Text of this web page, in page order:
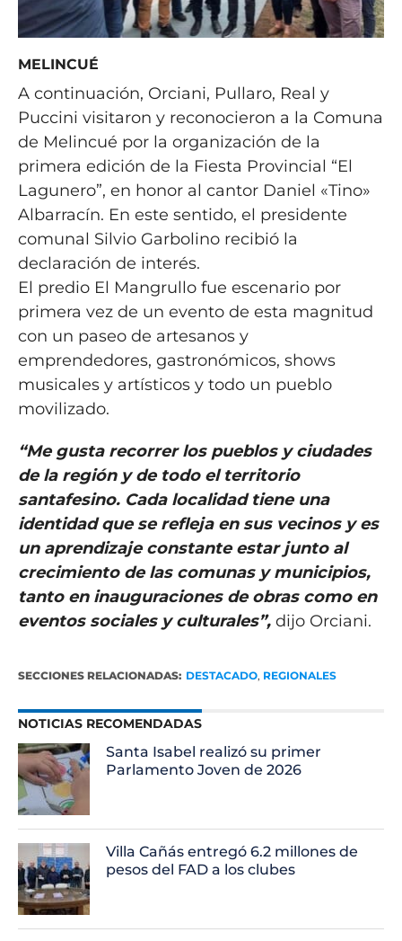
MELINCUÉ
A continuación, Orciani, Pullaro, Real y
Puccini visitaron y reconocieron a la Comuna
de Melincué por la organización de la
primera edición de la Fiesta Provincial “El
Lagunero”, en honor al cantor Daniel «Tino»
Albarracín. En este sentido, el presidente
comunal Silvio Garbolino recibió la
declaración de interés.
El predio El Mangrullo fue escenario por
primera vez de un evento de esta magnitud
con un paseo de artesanos y
emprendedores, gastronómicos, shows
musicales y artísticos y todo un pueblo
movilizado.
“Me gusta recorrer los pueblos y ciudades
de la región y de todo el territorio
santafesino. Cada localidad tiene una
identidad que se refleja en sus vecinos y es
un aprendizaje constante estar junto al
crecimiento de las comunas y municipios,
tanto en inauguraciones de obras como en
eventos sociales y culturales”,dijo Orciani.
SECCIONES RELACIONADAS: DESTACADO, REGIONALES
NOTICIAS RECOMENDADAS
Santa Isabel realizó su primer
Parlamento Joven de 2026
Villa Cañás entregó 6.2 millones de
pesos del FAD a los clubes